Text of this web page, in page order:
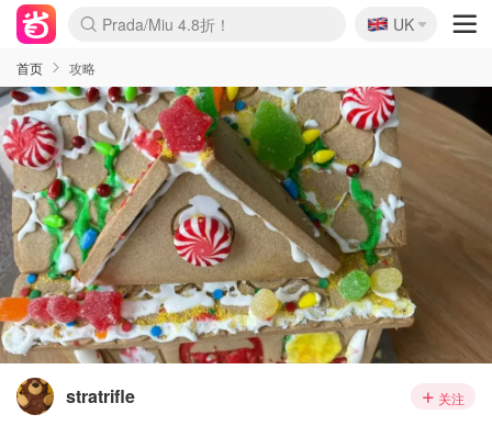
Prada/Miu 4.8折！
🇬🇧
UK
首页 攻略
stratrifle 关注